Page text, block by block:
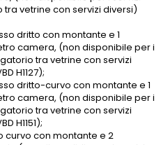
vetrine con servizi diversi)
dritto con montante e 1
camera, (non disponibile per i
tra vetrine con servizi
H1127);
dritto-curvo con montante e 1
camera, (non disponibile per i
tra vetrine con servizi
H1151);
curvo con montante e 2